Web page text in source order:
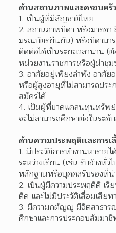
ด้านสถานภาพและครอบครัว
เป็นผู้ที่มีสัญชาติไทย
สถานภาพบิดา หรือมารดา
มรณบัตรยืนยัน) หรือบิดามา
ติดต่อได้เป็นระยะเวลานาน
หน่วยงานราชการหรือผู้นำชุ
อาศัยอยู่เพียงลำพัง อาศั
หรือผู้สูงอายุที่ไม่สามารถปร
สมัครได้
เป็นผู้ที่ขาดแคลนทุนทรัพ
จะไม่สามารถศึกษาต่อในระดั
ด้านความประพฤติและการ
มีประวัติการทำงานหาราย
ระหว่างเรียน (เช่น รับจ้างทั่
หลักฐานหรือบุคคลรับรองที่น่
เป็นผู้มีความประพฤติดี เรี
ติด และไม่มีประวัติเสื่อมเสีย
มีความกตัญญู มีจิตสาธา
ศึกษาและการประกอบสัมมา